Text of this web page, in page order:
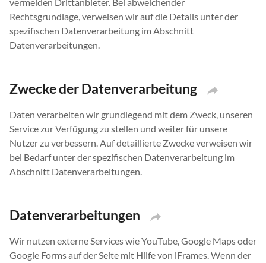
Rechtsgrundlage, verweisen wir auf die Details unter der
spezifischen Datenverarbeitung im Abschnitt
Datenverarbeitungen.
Zwecke der Datenverarbeitung
Daten verarbeiten wir grundlegend mit dem Zweck, unseren
Service zur Verfügung zu stellen und weiter für unsere
Nutzer zu verbessern. Auf detaillierte Zwecke verweisen wir
bei Bedarf unter der spezifischen Datenverarbeitung im
Abschnitt Datenverarbeitungen.
Datenverarbeitungen
Wir nutzen externe Services wie YouTube, Google Maps oder
Google Forms auf der Seite mit Hilfe von iFrames. Wenn der